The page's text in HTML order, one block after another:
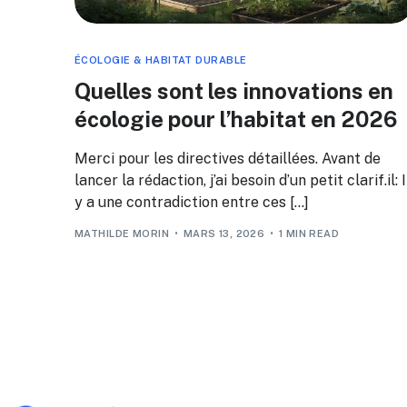
ÉCOLOGIE & HABITAT DURABLE
Quelles sont les innovations en
écologie pour l’habitat en 2026
Merci pour les directives détaillées. Avant de
lancer la rédaction, j’ai besoin d’un petit clarif.il:
y a une contradiction entre ces […]
MATHILDE MORIN MARS 13, 2026 1 MIN READ